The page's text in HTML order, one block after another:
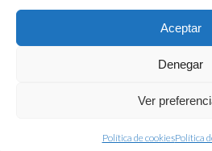
Aceptar
Denegar
Ver
Política de cookiesPolítica
FIAB Federación Española de Industrias